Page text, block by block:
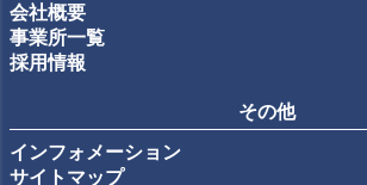
会社概要
事業所一覧
採用情報
その他
インフォメーション
サイトマップ